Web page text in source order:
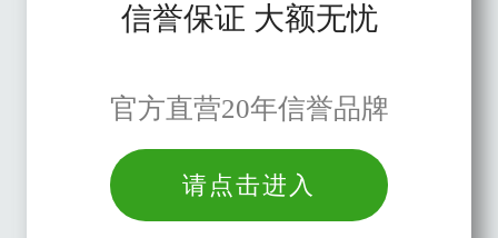
信誉保证 大额无忧
官方直营20年信誉品牌
请点击进入